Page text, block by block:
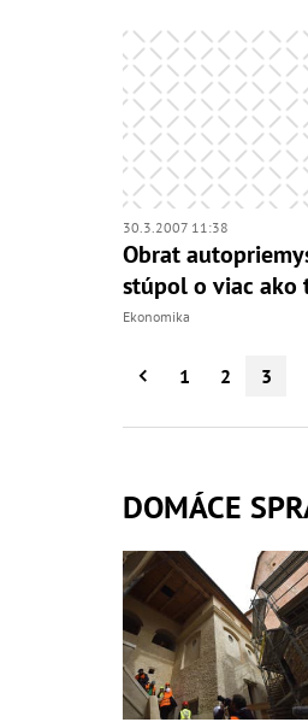
30.3.2007 11:38
Obrat
stúpol o viac ako
Ekonomika
1 2 3
DOMÁCE